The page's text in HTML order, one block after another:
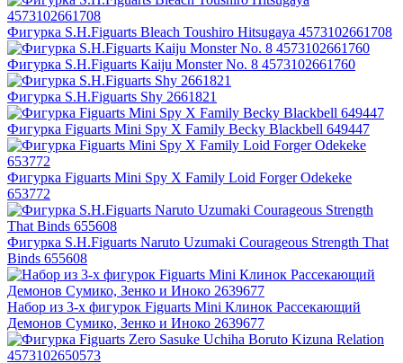
Фигурка S.H.Figuarts Bleach Toushiro Hitsugaya 4573102661708
Фигурка S.H.Figuarts Kaiju Monster No. 8 4573102661760
Фигурка S.H.Figuarts Shy 2661821
Фигурка Figuarts Mini Spy X Family Becky Blackbell 649447
Фигурка Figuarts Mini Spy X Family Loid Forger Odekeke
653772
Фигурка S.H.Figuarts Naruto Uzumaki Courageous Strength That
Binds 655608
Набор из 3-х фигурок Figuarts Mini Клинок Рассекающий
Демонов Сумико, Зенко и Иноко 2639677